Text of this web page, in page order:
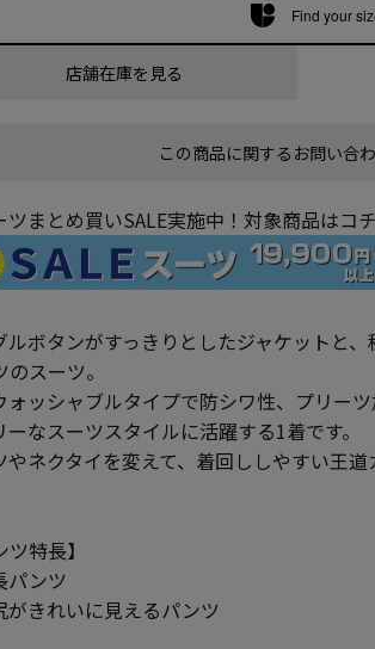
Find your
店舗在庫を見る
この商品に関するお問い合
まとめ買いSALE実施中！対象商品はコ
ルボタンがすっきりとしたジャケットと
スーツ。
ォッシャブルタイプで防シワ性、プリー
ーなスーツスタイルに活躍する1着です。
やネクタイを変えて、着回ししやすい王
ツ特長】
パンツ
がきれいに見えるパンツ